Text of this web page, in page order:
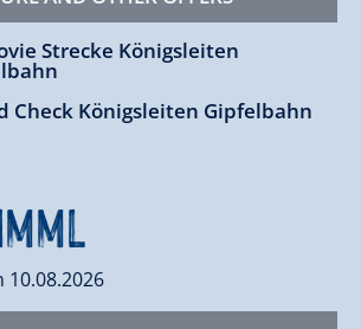
Strecke Königsleiten
Check Königsleiten Gipfelbahn